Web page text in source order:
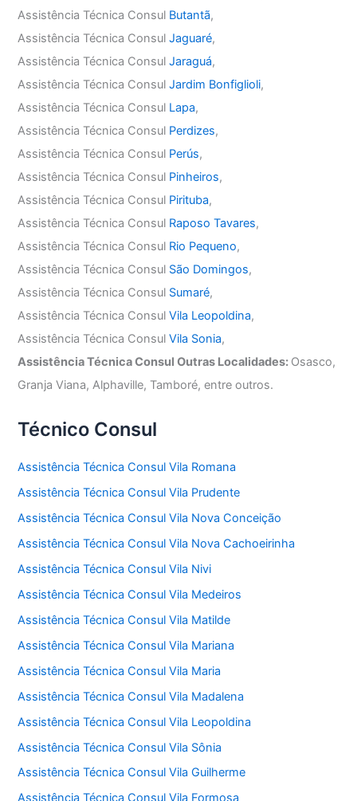
Assistência Técnica Consul Butantã,
Assistência Técnica ConsulJaguaré,
Assistência Técnica ConsulJaraguá,
Assistência Técnica ConsulJardim Bonfiglioli,
Assistência Técnica Consul Lapa,
Assistência Técnica Consul Perdizes,
Assistência Técnica Consul Perús,
Assistência Técnica Consul Pinheiros,
Assistência Técnica Consul Pirituba,
Assistência Técnica Consul Raposo Tavares,
Assistência Técnica Consul Rio Pequeno,
Assistência Técnica Consul São Domingos,
Assistência Técnica Consul Sumaré,
Assistência Técnica ConsulVila Leopoldina,
Assistência Técnica ConsulVila Sonia,
Assistência Técnica Consul Outras Localidades: Osasco,
Granja Viana, Alphaville, Tamboré, entre outros.
Técnico Consul
Assistência Técnica Consul Vila Romana
Assistência Técnica Consul Vila Prudente
Assistência Técnica Consul Vila Nova Conceição
Assistência Técnica Consul Vila Nova Cachoeirinha
Assistência Técnica Consul Vila Nivi
Assistência Técnica Consul Vila Medeiros
Assistência Técnica Consul Vila Matilde
Assistência Técnica Consul Vila Mariana
Assistência Técnica Consul Vila Maria
Assistência Técnica Consul Vila Madalena
Assistência Técnica Consul Vila Leopoldina
Assistência Técnica Consul Vila Sônia
Assistência Técnica Consul Vila Guilherme
Assistência Técnica Consul Vila Formosa